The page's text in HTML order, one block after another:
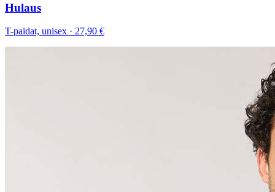
Hulaus
T-paidat, unisex · 27,90 €